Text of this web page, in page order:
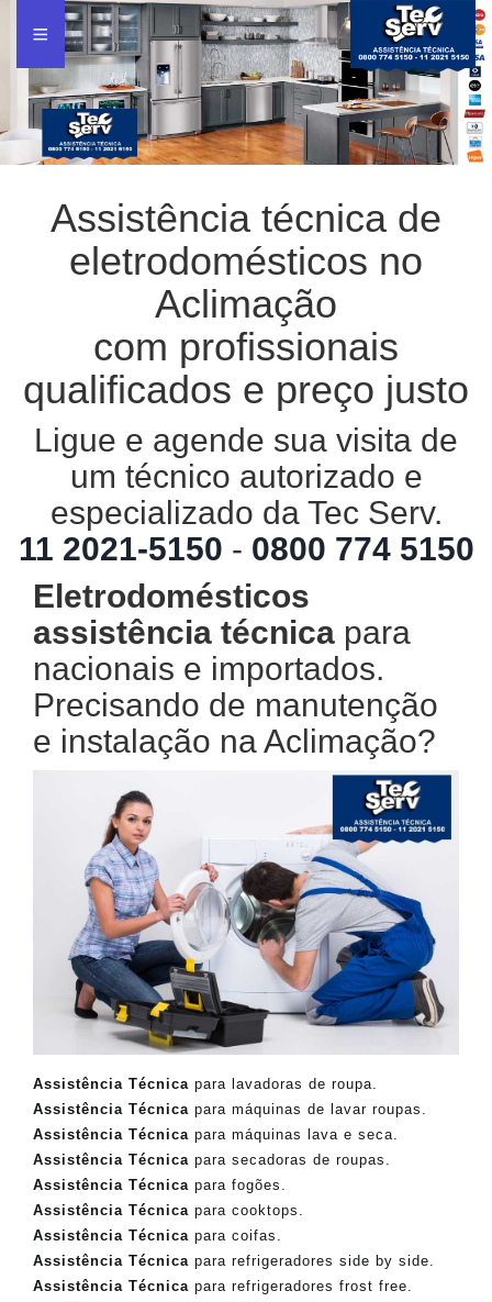
Assistência técnica de
eletrodomésticos no
Aclimação
com profissionais
qualificados e preço justo
Ligue e agende sua visita de
um técnico autorizado e
especializado da Tec Serv.
11 2021-5150 - 0800 774 5150
Eletrodomésticos
assistência técnica para
nacionais e importados.
Precisando de manutenção
e instalação na Aclimação?
Assistência Técnica para lavadoras de roupa.
Assistência Técnica para máquinas de lavar roupas.
Assistência Técnica para máquinas lava e seca.
Assistência Técnica para secadoras de roupas.
Assistência Técnica para fogões.
Assistência Técnica para cooktops.
Assistência Técnica para coifas.
Assistência Técnica para refrigeradores side by side.
Assistência Técnica para refrigeradores frost free.